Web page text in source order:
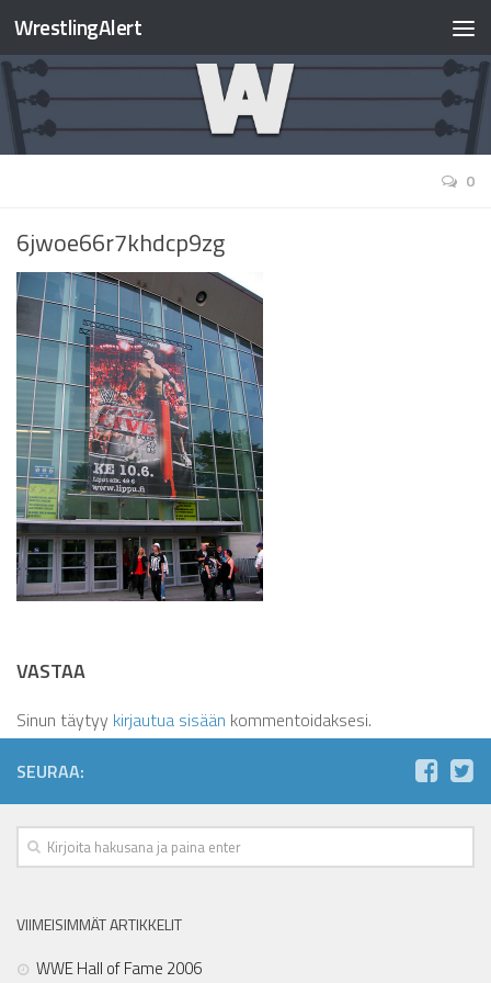
WrestlingAlert
0
6jwoe66r7khdcp9zg
VASTAA
Sinun täytyy kirjautua sisään kommentoidaksesi.
SEURAA:
VIIMEISIMMÄT ARTIKKELIT
WWE Hall of Fame 2006